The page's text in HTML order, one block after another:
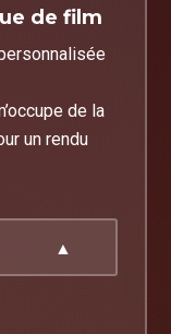
de film
de la
un rendu